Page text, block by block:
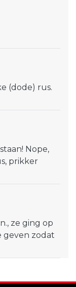
(dode) rus.
Nope,
prikker
ze ging op
geven zodat